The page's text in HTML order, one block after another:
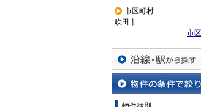
地域から探す
市区町村
吹田市
市
沿線・駅から探す
物件の条件で絞り込む